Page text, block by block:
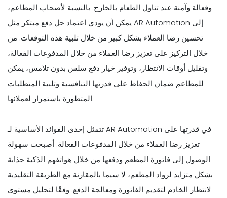
وفعالة وآمنة عند تناول الطعام بالخارج. بالنسبة لأصحاب المطاعم،
يمكن أن يؤدي اعتماد حل دفع مبتكر مثل AR Automation إلى
تحسين رضا العملاء بشكل كبير من خلال تلبية هذه التوقعات. من
خلال التركيز على تعزيز رضا العملاء من خلال المدفوعات الفعالة،
وتقليل أوقات الانتظار، وتوفير خيار دفع سلس بدون تلامس، يمكن
للمطاعم ضمان الحفاظ على قدرتها التنافسية وتلبية المتطلبات
المتطورة باستمرار لعملائها.
تتمثل إحدى الفوائد الأساسية لـ AR Automation في قدرتها على
تعزيز رضا العملاء من خلال المدفوعات الفعالة. أصبحت سهولة
الوصول إلى فاتورة المطعم ودفعها من خلال هواتفهم الذكية جذابة
بشكل متزايد لرواد المطعم، لا سيما بالمقارنة مع الطريقة التقليدية
لانتظار الخادم لتقديم الفاتورة ومعالجة الدفع. وفقًا لتحليل مستوى